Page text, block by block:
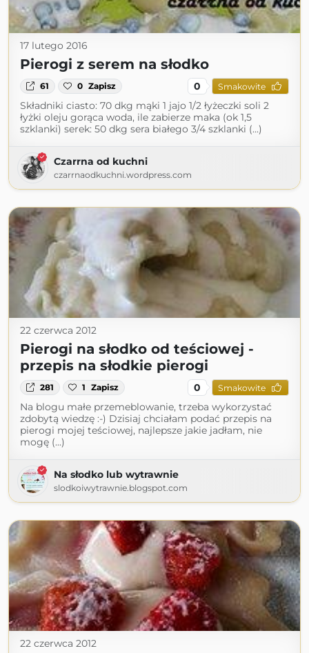
17 lutego 2016
Pierogi z serem na słodko
61 0 Zapisz 0 Smakowite
Składniki ciasto: 70 dkg mąki 1 jajo 1/2 łyżeczki soli 2
łyżki oleju gorąca woda, ile zabierze maka (ok 1,5
szklanki) serek: 50 dkg sera białego 3/4 szklanki (...)
Czarrna od kuchni
czarrnaodkuchni.wordpress.com
22 czerwca 2012
Pierogi na słodko od teściowej -
przepis na słodkie pierogi
281 1 Zapisz 0 Smakowite
Na blogu małe przemeblowanie, trzeba wykorzystać
zdobytą wiedzę :-) Dzisiaj chciałam podać przepis na
pierogi mojej teściowej, najlepsze jakie jadłam, nie
mogę (...)
Na słodko lub wytrawnie
slodkoiwytrawnie.blogspot.com
22 czerwca 2012